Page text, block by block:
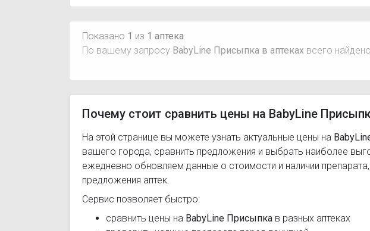
Показано 1 из 1 аптека
По вашему запросу BabyLine Присыпка в аптеках всего найдено
Почему стоит сравнить цены на BabyLine
На этой странице вы можете узнать актуальные цены на
вашего города, сравнить предложения и выбрать наиболее
ежедневно обновляем данные о стоимости и наличии
предложения аптек.
Сервис позволяет быстро:
сравнить цены на BabyLine Присыпка в разных аптеках